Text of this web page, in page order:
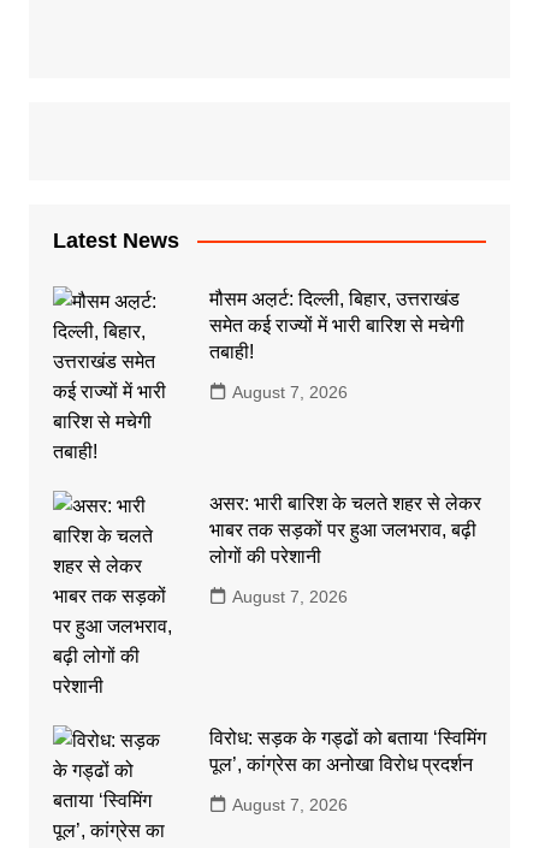
Latest News
मौसम अल़र्ट: दिल्ली, बिहार, उत्तराखंड
समेत कई राज्यों में भारी बारिश से मचेगी
तबाही!
August 7, 2026
असर: भारी बारिश के चलते शहर से लेकर
भाबर तक सड़कों पर हुआ जलभराव, बढ़ी
लोगों की परेशानी
August 7, 2026
विरोध: सड़क के गड्ढों को बताया ‘स्विमिंग
पूल’, कांग्रेस का अनोखा विरोध प्रदर्शन
August 7, 2026